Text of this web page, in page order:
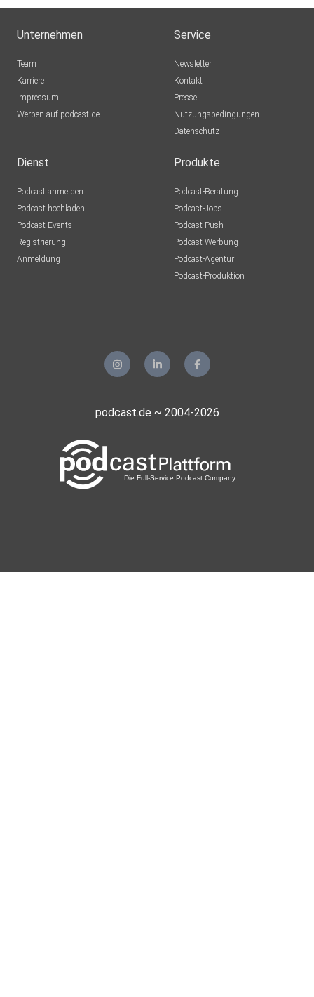
Unternehmen
Team
Karriere
Impressum
Werben auf podcast.de
Service
Newsletter
Kontakt
Presse
Nutzungsbedingungen
Datenschutz
Dienst
Podcast anmelden
Podcast hochladen
Podcast-Events
Registrierung
Anmeldung
Produkte
Podcast-Beratung
Podcast-Jobs
Podcast-Push
Podcast-Werbung
Podcast-Agentur
Podcast-Produktion
podcast.de ~ 2004-2026